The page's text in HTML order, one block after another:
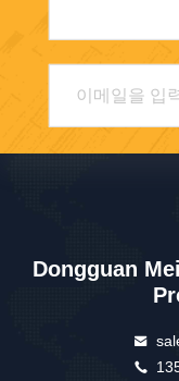
Dongguan